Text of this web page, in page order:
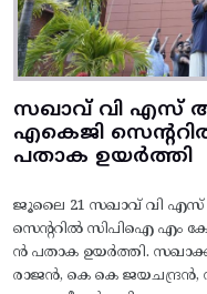
സഖാവ് വി എസ്
എകെജി
പതാക ഉയർത്തി
ജൂലൈ 21 സഖാവ് വി എസ്
സെന്ററിൽ സിപിഐ എം
ൻ പതാക ഉയർത്തി.
രാജൻ, കെ കെ